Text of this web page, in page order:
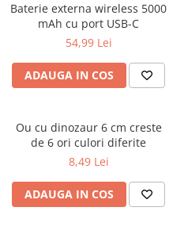
Baterie externa wireless 5000
mAh cu port USB-C
54,99 Lei
ADAUGA IN COS
Ou cu dinozaur 6 cm creste
de 6 ori culori diferite
8,49 Lei
ADAUGA IN COS